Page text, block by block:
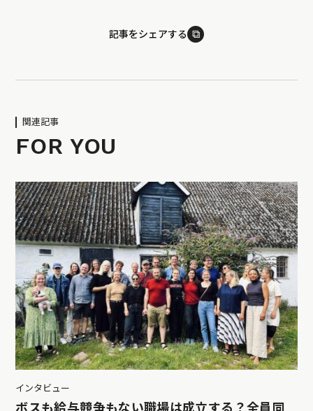
記事をシェアする ⧉
関連記事
FOR YOU
インタビュー
ボスも給与競争もない職場は成立する？全員同